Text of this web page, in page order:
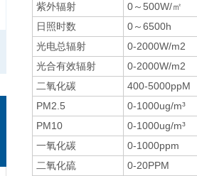
紫外辐射
0～500W/㎡
日照时数
0～6500h
光电总辐射
0-2000W/m2
光合有效辐射
0-2000W/m2
二氧化碳
400-5000ppM
PM2.5
0-1000ug/m³
PM10
0-1000ug/m³
一氧化碳
0-1000ppm
二氧化硫
0-20PPM